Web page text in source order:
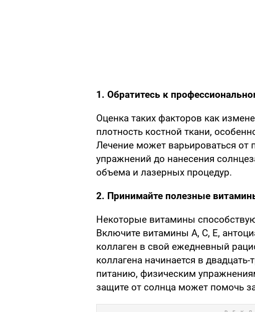
1. Обратитесь к
Оценка таких факторов как
плотность костной ткани,
Лечение может варьироваться от
упражнений до нанесения
объема и лазерных процедур.
2. Принимайте полезные
Некоторые витамины
Включите витамины А, С, Е,
коллаген в свой ежедневный
коллагена начинается в
питанию, физическим
защите от солнца может помочь